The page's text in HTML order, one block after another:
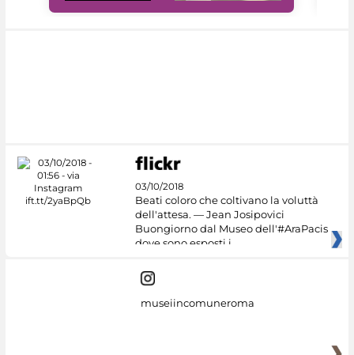
03/10/2018
Beati coloro che coltivano la voluttà
dell'attesa. — Jean Josipovici
Buongiorno dal Museo dell'#AraPacis
dove sono esposti i
museiincomuneroma